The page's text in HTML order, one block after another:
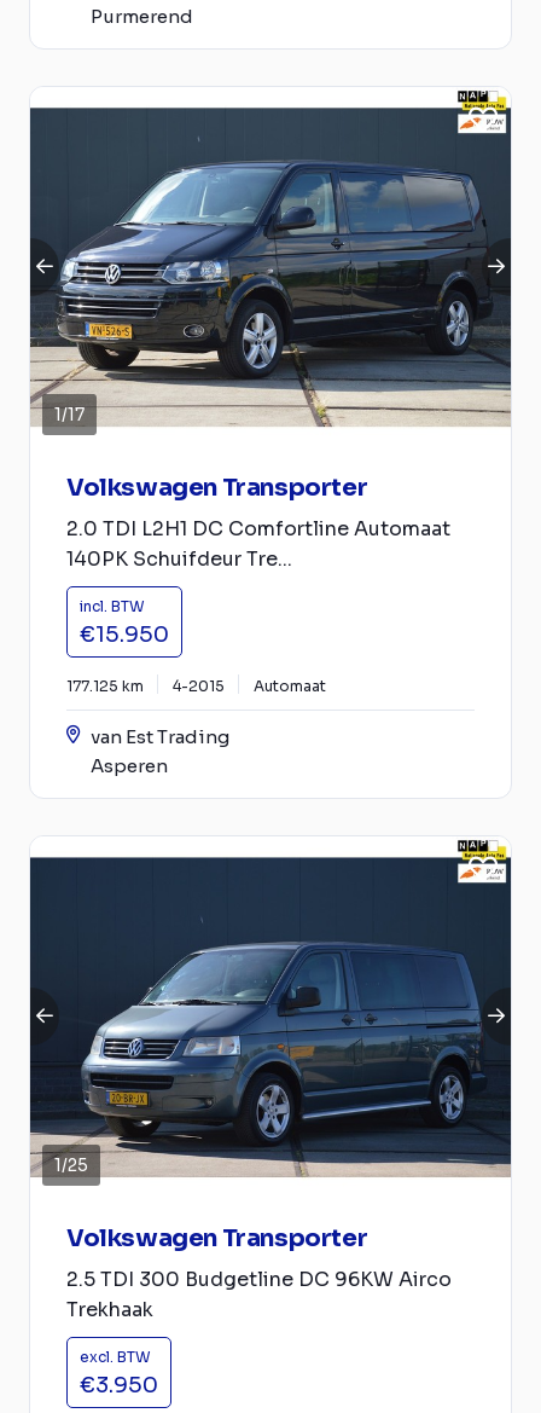
Purmerend
1/17
Volkswagen Transporter
2.0 TDI L2H1 DC Comfortline Automaat
140PK Schuifdeur Tre...
incl. BTW
€15.950
177.125 km 4-2015 Automaat
van Est Trading
Asperen
1/25
Volkswagen Transporter
2.5 TDI 300 Budgetline DC 96KW Airco
Trekhaak
excl. BTW
€3.950